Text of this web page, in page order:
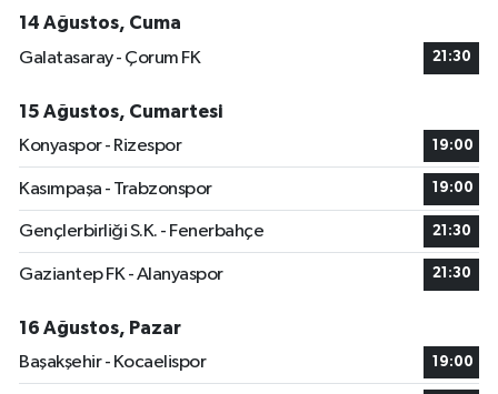
14 Ağustos, Cuma
Galatasaray - Çorum FK
21:30
15 Ağustos, Cumartesi
Konyaspor - Rizespor
19:00
Kasımpaşa - Trabzonspor 19:00
Gençlerbirliği S.K. - Fenerbahçe 21:30
Gaziantep FK - Alanyaspor 21:30
16 Ağustos, Pazar
Başakşehir - Kocaelispor
19:00